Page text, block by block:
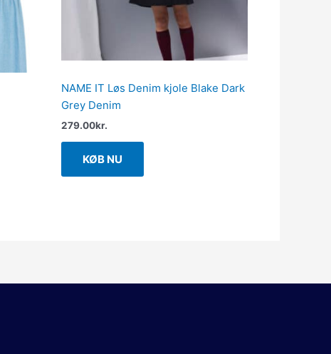
NAME IT Løs Denim kjole Blake Dark
Grey Denim
279.00kr.
KØB NU